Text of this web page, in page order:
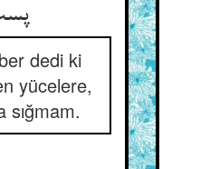
پست‌‌
dedi ki
yücelere,
sığmam.